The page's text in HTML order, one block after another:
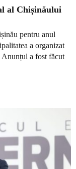
al Chișinăului
pentru anul
a organizat
a fost făcut